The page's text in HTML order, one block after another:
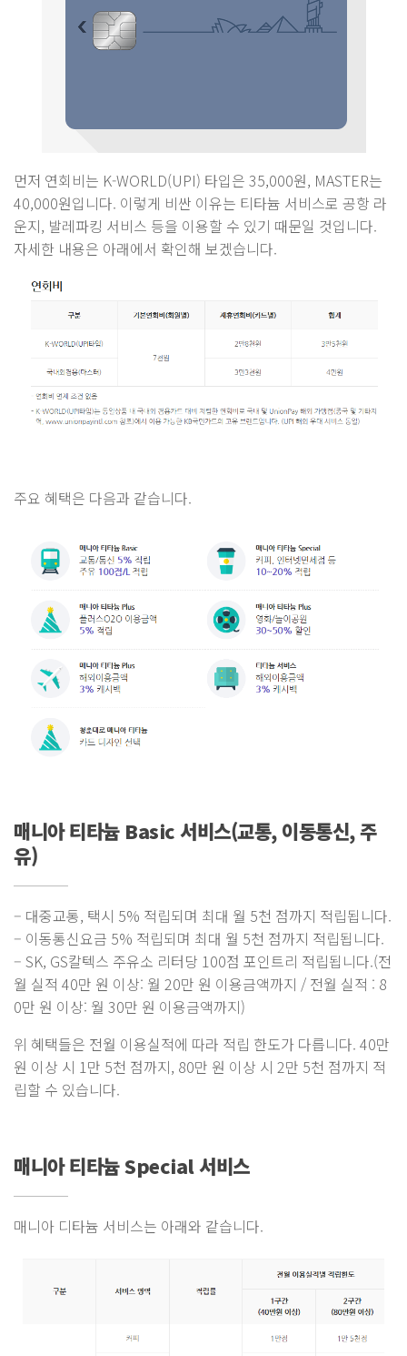
먼저 연회비는 K-WORLD(UPI) 타입은 35,000원, MASTER는
40,000원입니다. 이렇게 비싼 이유는 티타늄 서비스로 공항 라
운지, 발레파킹 서비스 등을 이용할 수 있기 때문일 것입니다.
자세한 내용은 아래에서 확인해 보겠습니다.
주요 혜택은 다음과 같습니다.
매니아 티타늄 Basic 서비스(교통, 이동통신, 주
유)
– 대중교통, 택시 5% 적립되며 최대 월 5천 점까지 적립됩니다.
– 이동통신요금 5% 적립되며 최대 월 5천 점까지 적립됩니다.
– SK, GS칼텍스 주유소 리터당 100점 포인트리 적립됩니다.(전
월 실적 40만 원 이상: 월 20만 원 이용금액까지 / 전월 실적 : 8
0만 원 이상: 월 30만 원 이용금액까지)
위 혜택들은 전월 이용실적에 따라 적립 한도가 다릅니다. 40만
원 이상 시 1만 5천 점까지, 80만 원 이상 시 2만 5천 점까지 적
립할 수 있습니다.
매니아 티타늄 Special 서비스
매니아 디타늄 서비스는 아래와 같습니다.